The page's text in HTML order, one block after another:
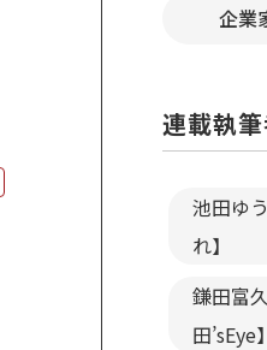
企業
連載執
池田ゆ
れ】
鎌田富
田’sEye】